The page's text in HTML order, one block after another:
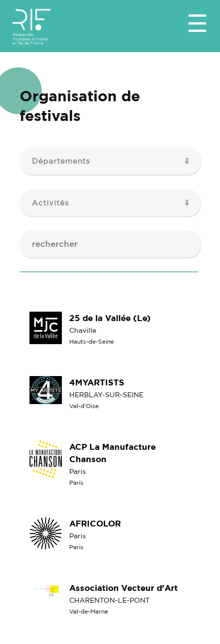
☰
Organisation de
festivals
Départements
Activités
25 de la Vallée (Le)
Chaville
Hauts-de-Seine
4MYARTISTS
HERBLAY-SUR-SEINE
Val-d'Oise
ACP La Manufacture
Chanson
Paris
Paris
AFRICOLOR
Paris
Paris
Association Vecteur d'Art
CHARENTON-LE-PONT
Val-de-Marne